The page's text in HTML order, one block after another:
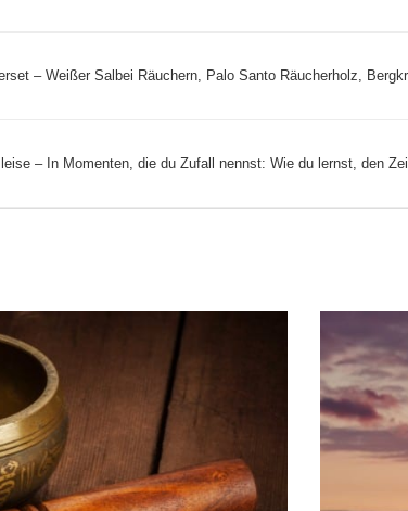
– Weißer Salbei Räuchern, Palo Santo Räucherholz,
– In Momenten, die du Zufall nennst: Wie du lernst, den